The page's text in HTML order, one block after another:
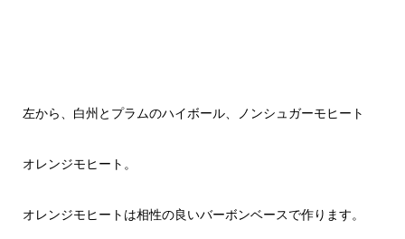
左から、白州とプラムのハイボール、ノンシュガーモヒート
オレンジモヒート。
オレンジモヒートは相性の良いバーボンベースで作ります。